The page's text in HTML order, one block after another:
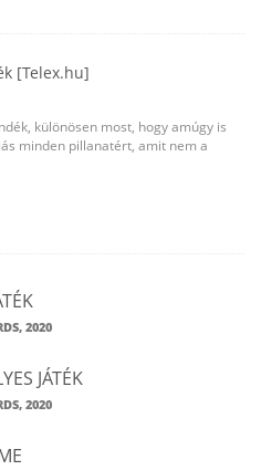
[Telex.hu]
különösen most, hogy amúgy is
minden pillanatért, amit nem a
2020
JÁTÉK
2020